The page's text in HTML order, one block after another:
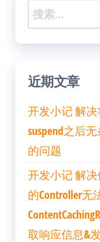
搜
索：
近期文章
开发小记 解决
suspend之后无
的问题
开发小记 解决
的Controller无
取响应信息&